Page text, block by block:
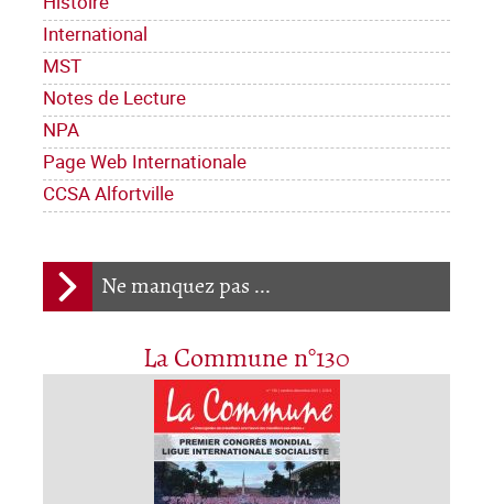
International
MST
Notes de Lecture
NPA
Page Web Internationale
CCSA Alfortville
Ne manquez pas ...
La Commune n°130